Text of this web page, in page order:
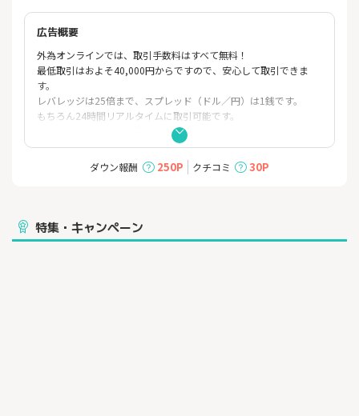
広告概要
外為オンラインでは、取引手数料はすべて無料！
最低取引はおよそ40,000円からですので、安心して取引できま
す。
レバレッジは25倍まで、スプレッド（ドル／円）は1銭です。
もちろん24時間リアルタイムに取引可能です。
無料デモトレードも用意されています。
ダウン報酬 250P クチコミ 30P
特集・キャンペーン